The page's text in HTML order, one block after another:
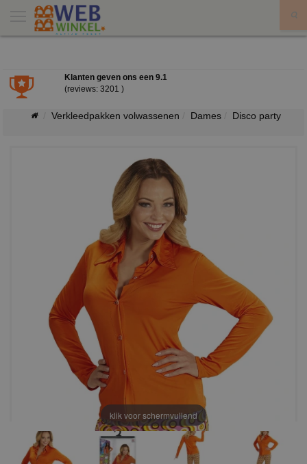
Klanten geven ons een 9.1
(reviews: 3201 )
Verkleedpakken volwassenen Dames Disco party
klik voor schermvullend